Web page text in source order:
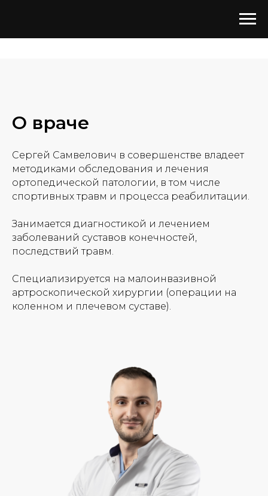
О враче
Сергей Самвелович в совершенстве владеет
методиками обследования и лечения
ортопедической патологии, в том числе
спортивных травм и процесса реабилитации.
Занимается диагностикой и лечением
заболеваний суставов конечностей,
последствий травм.
Специализируется на малоинвазивной
артроскопической хирургии (операции на
коленном и плечевом суставе).